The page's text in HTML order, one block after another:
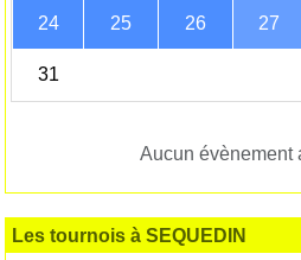
24 25 26 27
31
Aucun évènement
Les tournois à SEQUEDIN